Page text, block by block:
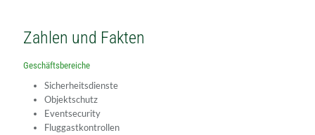
Zahlen und Fakten
Geschäftsbereiche
Sicherheitsdienste
Objektschutz
Eventsecurity
Fluggastkontrollen